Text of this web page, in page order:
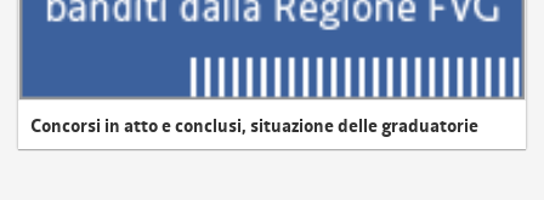
Concorsi in atto e conclusi, situazione delle graduatorie